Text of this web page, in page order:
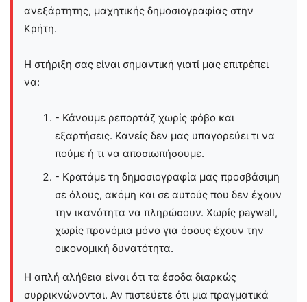
ανεξάρτητης, μαχητικής δημοσιογραφίας στην
Kρήτη.
Η στήριξη σας είναι σημαντική γιατί μας επιτρέπει
να:
- Κάνουμε ρεπορτάζ χωρίς φόβο και
εξαρτήσεις. Κανείς δεν μας υπαγορεύει τι να
πούμε ή τι να αποσιωπήσουμε.
- Κρατάμε τη δημοσιογραφία μας προσβάσιμη
σε όλους, ακόμη και σε αυτούς που δεν έχουν
την ικανότητα να πληρώσουν. Χωρίς paywall,
χωρίς προνόμια μόνο για όσους έχουν την
οικονομική δυνατότητα.
Η απλή αλήθεια είναι ότι τα έσοδα διαρκώς
συρρικνώνονται. Αν πιστεύετε ότι μια πραγματικά